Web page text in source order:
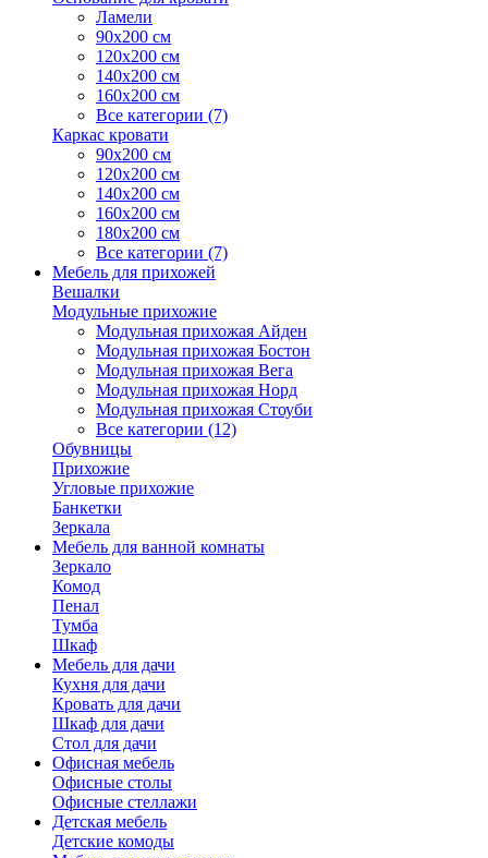
Ламели
90х200 см
120х200 см
140х200 см
160х200 см
Все категории (7)
Каркас кровати
90х200 см
120х200 см
140х200 см
160х200 см
180х200 см
Все категории (7)
Мебель для прихожей
Вешалки
Модульные прихожие
Модульная прихожая Айден
Модульная прихожая Бостон
Модульная прихожая Вега
Модульная прихожая Норд
Модульная прихожая Стоуби
Все категории (12)
Обувницы
Прихожие
Угловые прихожие
Банкетки
Зеркала
Мебель для ванной комнаты
Зеркало
Комод
Пенал
Тумба
Шкаф
Мебель для дачи
Кухня для дачи
Кровать для дачи
Шкаф для дачи
Стол для дачи
Офисная мебель
Офисные столы
Офисные стеллажи
Детская мебель
Детские комоды